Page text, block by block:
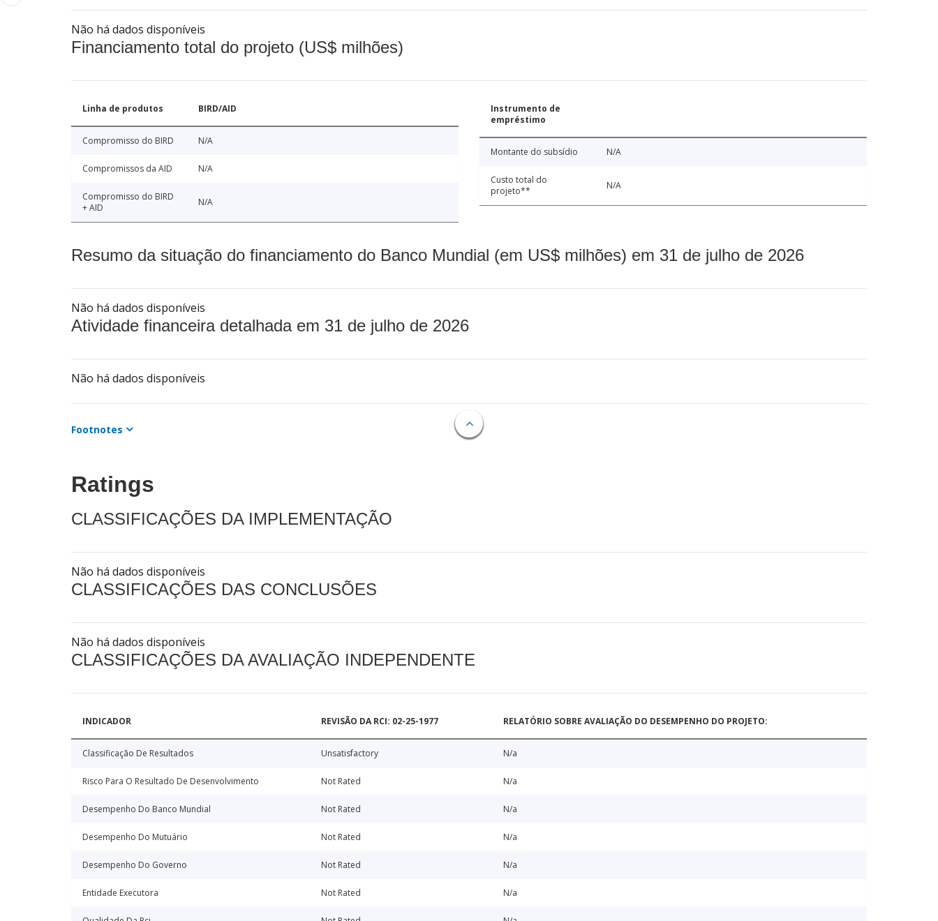
Não há dados disponíveis
Financiamento total do projeto (US$ milhões)
Linha de produtos BIRD/AID
Compromisso do BIRD N/A
Compromissos da AID N/A
Compromisso do BIRD
+ AID
N/A
Instrumento de
empréstimo
Montante do subsídio N/A
Custo total do
projeto**
N/A
Resumo da situação do financiamento do Banco Mundial (em US$ milhões) em 31 de julho de 2026
Não há dados disponíveis
Atividade financeira detalhada em 31 de julho de 2026
Não há dados disponíveis
Footnotes
Ratings
CLASSIFICAÇÕES DA IMPLEMENTAÇÃO
Não há dados disponíveis
CLASSIFICAÇÕES DAS CONCLUSÕES
Não há dados disponíveis
CLASSIFICAÇÕES DA AVALIAÇÃO INDEPENDENTE
INDICADOR REVISÃO DA RCI: 02-25-1977 RELATÓRIO SOBRE AVALIAÇÃO DO DESEMPENHO DO PROJETO:
Classificação De Resultados Unsatisfactory N/a
Risco Para O Resultado De Desenvolvimento Not Rated N/a
Desempenho Do Banco Mundial Not Rated N/a
Desempenho Do Mutuário Not Rated N/a
Desempenho Do Governo Not Rated N/a
Entidade Executora Not Rated N/a